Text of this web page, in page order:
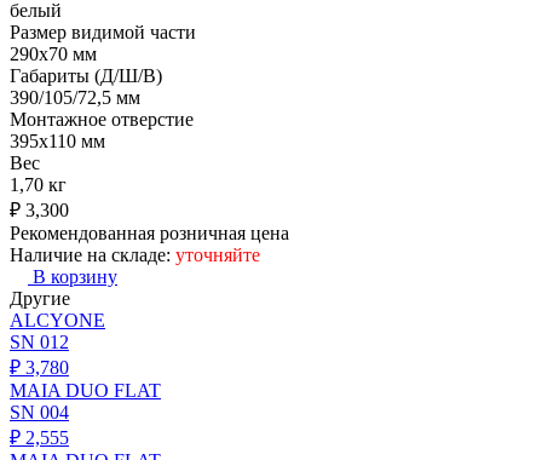
белый
Размер видимой части
290х70 мм
Габариты (Д/Ш/В)
390/105/72,5 мм
Монтажное отверстие
395х110 мм
Вес
1,70 кг
₽ 3,300
Рекомендованная розничная цена
Наличие на складе: уточняйте
В корзину
Другие
ALCYONE
SN 012
₽ 3,780
MAIA DUO FLAT
SN 004
₽ 2,555